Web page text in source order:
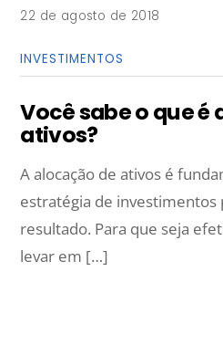
22 de agosto de 2018
INVESTIMENTOS
Você sabe o que é
ativos?
A alocação de ativos é
estratégia de
resultado. Para que seja
levar em […]